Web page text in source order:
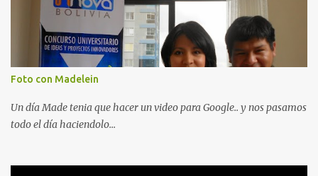
Foto con Madelein
Un día Made tenia que hacer un video para Google.. y nos pasamos
todo el día haciendolo...